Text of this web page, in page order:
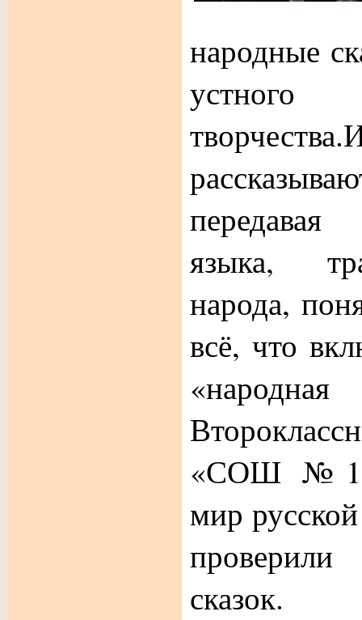
народные
языка,
народа,
всё, что
«СОШ
мир
сказок.